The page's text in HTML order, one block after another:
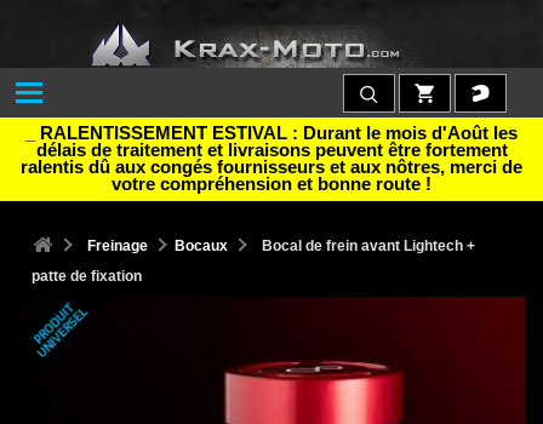
_ RALENTISSEMENT ESTIVAL : Durant le mois d'Août les
délais de traitement et livraisons peuvent être fortement
ralentis dû aux congés fournisseurs et aux nôtres, merci de
votre compréhension et bonne route !
Freinage Bocaux
Bocal de frein avant Lightech +
patte de fixation
P
R
O
D
U
I
T
U
N
I
V
E
R
S
E
L